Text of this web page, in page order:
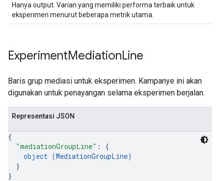
Hanya output. Varian yang memiliki performa terbaik untuk
eksperimen menurut beberapa metrik utama.
ExperimentMediationLine
Baris grup mediasi untuk eksperimen. Kampanye ini akan
digunakan untuk penayangan selama eksperimen berjalan.
Representasi JSON
{
"mediationGroupLine" : {
object (MediationGroupLine)
}
}